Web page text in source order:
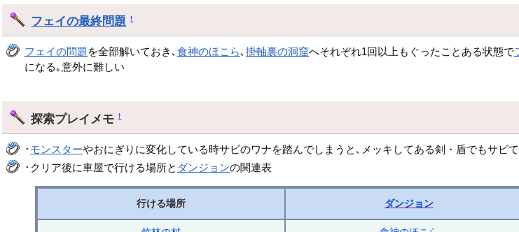
フェイの最終問題 †
フェイの問題 を全部解いておき､食神のほこら､掛軸裏の洞窟へそれぞれ1回以上もぐったことある状態で
になる｡意外に難しい
探索プレイメモ†
･ モンスターやおにぎりに変化している時サビのワナを踏んでしまうと､メッキしてある剣・盾でもサビ
･クリア後に車屋で行ける場所と ダンジョンの関連表
行ける場所 ダンジョン